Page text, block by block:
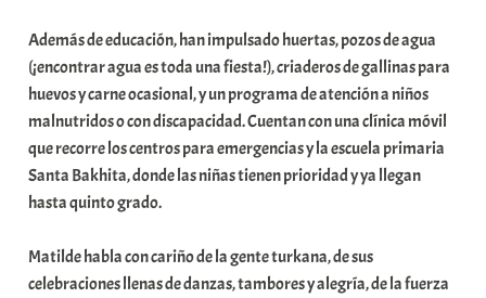
Además de educación, han impulsado huertas, pozos de agua
(¡encontrar agua es toda una fiesta!), criaderos de gallinas para
huevos y carne ocasional, y un programa de atención a niños
malnutridos o con discapacidad. Cuentan con una clínica móvil
que recorre los centros para emergencias y la escuela primaria
Santa Bakhita, donde las niñas tienen prioridad y ya llegan
hasta quinto grado.
Matilde habla con cariño de la gente turkana, de sus
celebraciones llenas de danzas, tambores y alegría, de la fuerza